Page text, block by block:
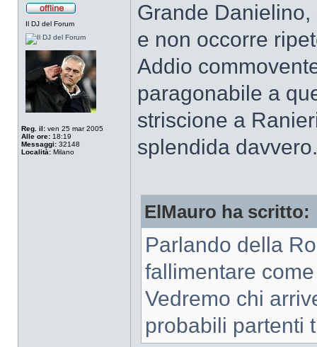
Il DJ del Forum
Reg. il: ven 25 mar 2005
Alle ore: 18:19
Messaggi: 32148
Località: Milano
Grande
e non occorre
Addio
paragonabile a
striscione a
splendida davvero.
ElMauro ha scritto:
Parlando della
fallimentare
Vedremo chi
probabili partenti